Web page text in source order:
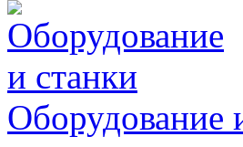
Оборудование